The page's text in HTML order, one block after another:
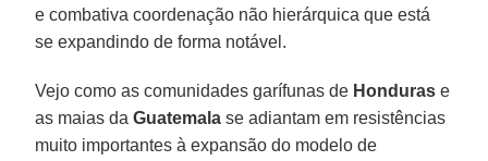
e combativa coordenação não hierárquica que está
se expandindo de forma notável.
Vejo como as comunidades garífunas de Honduras e
as maias daGuatemala se adiantam em resistências
muito importantes à expansão do modelo de